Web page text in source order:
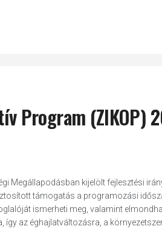
Program (ZIKOP)
Megállapodásban kijelölt fejlesztési
támogatás a programozási
ismerheti meg, valamint
az éghajlatváltozásra, a